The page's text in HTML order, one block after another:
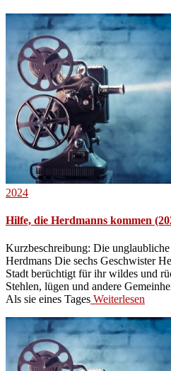
2024
Hilfe, die Herdmanns kommen
Kurzbeschreibung: Die
Herdmans Die sechs Geschwister
Stadt berüchtigt für ihr wildes und
Stehlen, lügen und andere
Als sie eines Tages Weiterlesen